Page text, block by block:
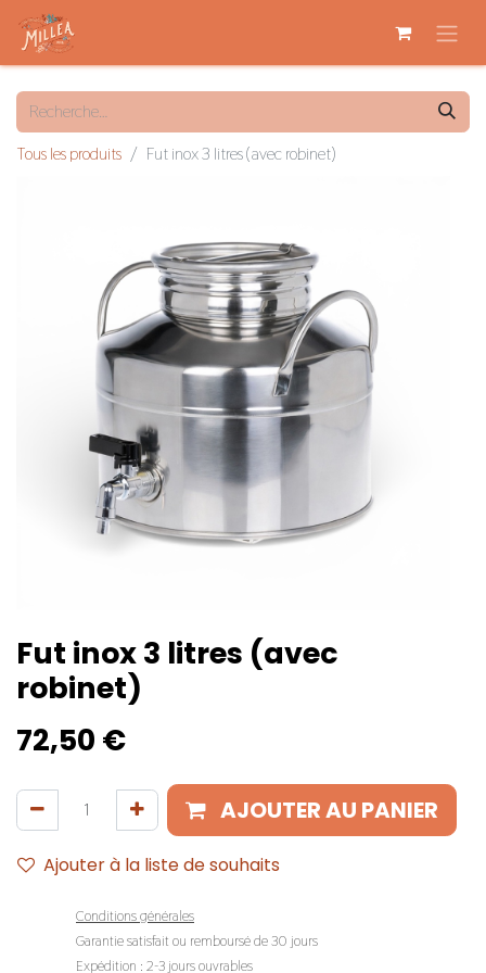
Tous les produits Fut inox 3 litres (avec robinet)
Fut inox 3 litres (avec
robinet)
72,50 €
AJOUTER AU PANIER
Ajouter à la liste de souhaits
Conditions générales
Garantie satisfait ou remboursé de 30 jours
Expédition : 2-3 jours ouvrables